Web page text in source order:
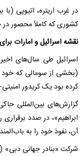
کشوری که کاملاً محصور
نقشه اسرائیل و امارات
اسرائیل طی سال‌های
(بخشی از سومالی که خود
کرده بود یک کریدور
گزارش‌های بین‌المللی
ابراهیم»، در صدد
آن، نفوذ خود را به